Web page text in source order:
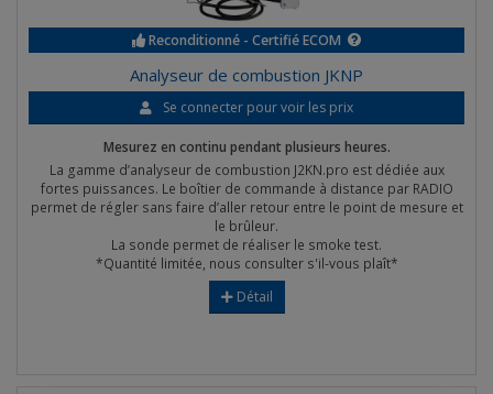
Reconditionné - Certifié ECOM
Analyseur de combustion JKNP
Se connecter pour voir les prix
Mesurez en continu pendant plusieurs heures.
La gamme d’analyseur de combustion J2KN.pro est dédiée aux
fortes puissances. Le boîtier de commande à distance par RADIO
permet de régler sans faire d’aller retour entre le point de mesure et
le brûleur.
La sonde permet de réaliser le smoke test.
*Quantité limitée, nous consulter s'il-vous plaît*
Détail